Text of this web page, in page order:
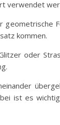
verwendet
kommen.
oder
ist es